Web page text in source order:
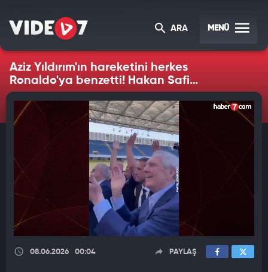
ARA MENÜ
Aziz Yıldırım'ın hareketini herkes
Ronaldo'ya benzetti! Hakan Safi
destekçilerine mesaj
08.06.2026 00:04 PAYLAŞ